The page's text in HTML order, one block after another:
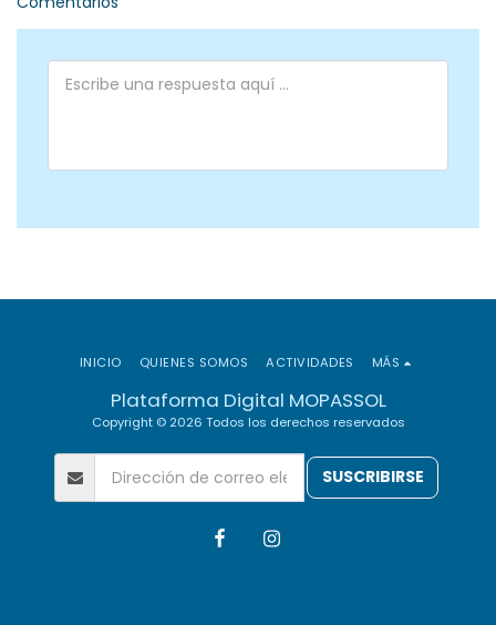
Plataforma Digital MOPASSOL
Copyright © 2026 Todos los derechos reservados
INICIO QUIENES SOMOS ACTIVIDADES MÁS
SUSCRIBIRSE